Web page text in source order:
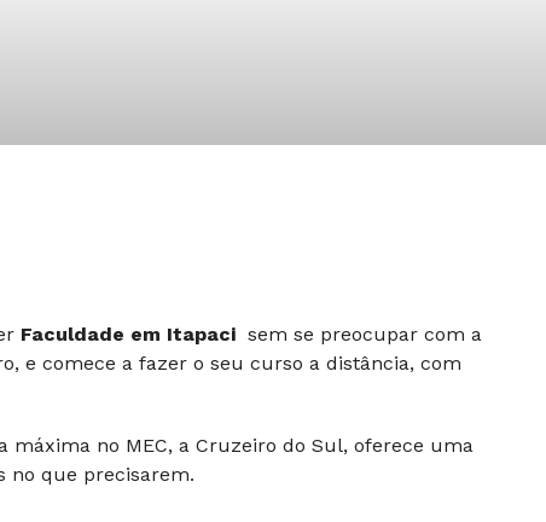
Faculdade em Itapaci sem se preocupar com a
e comece a fazer o seu curso a distância, com
no MEC, a Cruzeiro do Sul, oferece uma
no que precisarem.